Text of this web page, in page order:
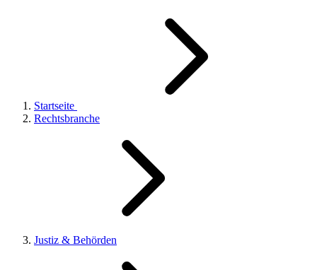
Startseite
Rechtsbranche
Justiz & Behörden